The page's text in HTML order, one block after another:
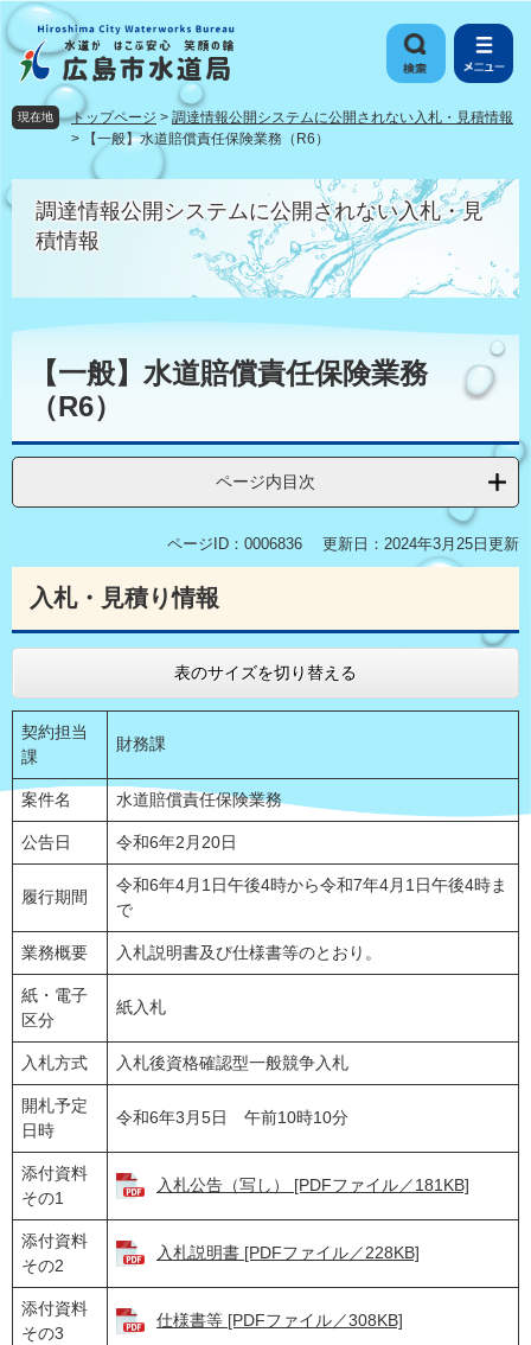
ペ
ー
先
。
メ
ニ
を
て
現在地 トップページ > 調達情報公開システムに公開されない入札・見積情報
>
【一般】水道賠償責任保険業務（R6）
調達情報公開システムに公開されない入札・見
積情報
本
【一般】水道賠償責任保険業務
（R6）
ページ内目次
ページID：0006836 更新日：2024年3月25日更新
入札・見積り情報
表のサイズを切り替える
契約担当
課
財務課
案件名 水道賠償責任保険業務
公告日 令和6年2月20日
履行期間
令和6年4月1日午後4時から令和7年4月1日午後4時ま
で
業務概要 入札説明書及び仕様書等のとおり。
紙・電子
区分
紙入札
入札方式 入札後資格確認型一般競争入札
開札予定
日時
令和6年3月5日 午前10時10分
添付資料
その1
入札公告（写し） [PDFファイル／181KB]
添付資料
その2
入札説明書 [PDFファイル／228KB]
添付資料
その3
仕様書等 [PDFファイル／308KB]